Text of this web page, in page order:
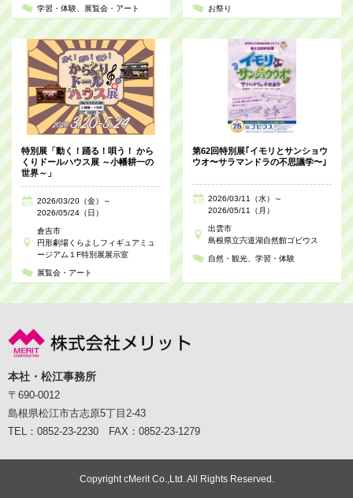
学習・体験 展覧会・アート お祭り
特別展「動く！踊る！唄う！ から
くりドールハウス展 ～小幡耕一の
世界～」
2026/03/20（金）～
2026/05/24（日）
倉吉市
円形劇場くらよしフィギュアミュ
ージアム１F特別展展示室
展覧会・アート
第62回特別展｢イモリとサンショウ
ウオ〜サラマンドラの不思議学〜｣
2026/03/11（水）～
2026/05/11（月）
出雲市
島根県立宍道湖自然館ゴビウス
自然・観光 学習・体験
本社・松江事務所
〒690-0012
島根県松江市古志原5丁目2-43
TEL：0852-23-2230 FAX：0852-23-1279
Copyright cMerit Co.,Ltd. All Rights Reserved.